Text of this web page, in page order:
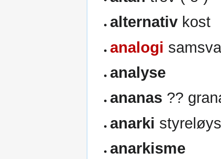
alternativ kost
analogi
analyse
ananas ??
anarki
anarkisme